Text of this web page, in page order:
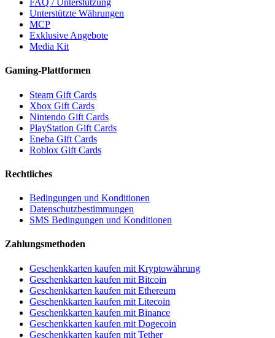
FAQ / Unterstützung
Unterstützte Währungen
MCP
Exklusive Angebote
Media Kit
Gaming-Plattformen
Steam Gift Cards
Xbox Gift Cards
Nintendo Gift Cards
PlayStation Gift Cards
Eneba Gift Cards
Roblox Gift Cards
Rechtliches
Bedingungen und Konditionen
Datenschutzbestimmungen
SMS Bedingungen und Konditionen
Zahlungsmethoden
Geschenkkarten kaufen mit Kryptowährung
Geschenkkarten kaufen mit Bitcoin
Geschenkkarten kaufen mit Ethereum
Geschenkkarten kaufen mit Litecoin
Geschenkkarten kaufen mit Binance
Geschenkkarten kaufen mit Dogecoin
Geschenkkarten kaufen mit Tether